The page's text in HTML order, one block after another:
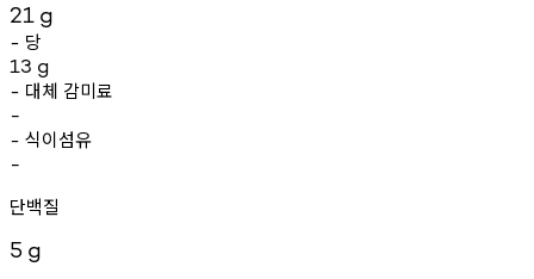
21 g
- 당
13 g
- 대체 감미료
-
- 식이섬유
-
단백질
5 g